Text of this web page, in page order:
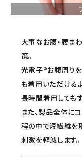
プライバシーポリシー
特定商取引法について
お問い合わせ
大事なお腹・腰ま
策。
光電子®お腹周り
も着用いただける
長時間着用しても
また、製品全体に
程の中で短繊維を
刺激を軽減します。